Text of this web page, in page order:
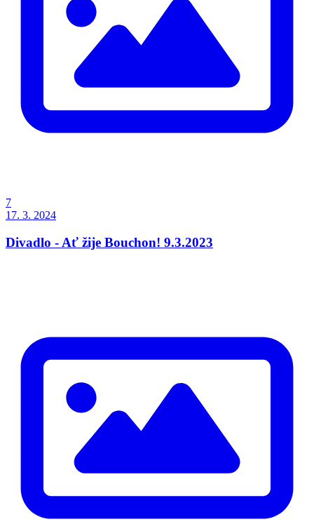
7
17. 3. 2024
Divadlo - Ať žije Bouchon! 9.3.2023